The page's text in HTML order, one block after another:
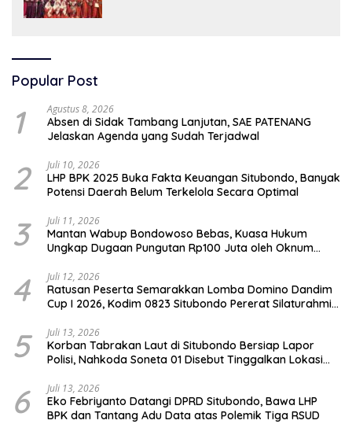
Popular Post
1 Agustus 8, 2026
Absen di Sidak Tambang Lanjutan, SAE PATENANG
Jelaskan Agenda yang Sudah Terjadwal
2 Juli 10, 2026
LHP BPK 2025 Buka Fakta Keuangan Situbondo, Banyak
Potensi Daerah Belum Terkelola Secara Optimal
3 Juli 11, 2026
Mantan Wabup Bondowoso Bebas, Kuasa Hukum
Ungkap Dugaan Pungutan Rp100 Juta oleh Oknum
4 Juli 12, 2026
Ratusan Peserta Semarakkan Lomba Domino Dandim
Cup I 2026, Kodim 0823 Situbondo Pererat Silaturahmi
5 Juli 13, 2026
Korban Tabrakan Laut di Situbondo Bersiap Lapor
Polisi, Nahkoda Soneta 01 Disebut Tinggalkan Lokasi
6 Juli 13, 2026
Eko Febriyanto Datangi DPRD Situbondo, Bawa LHP
BPK dan Tantang Adu Data atas Polemik Tiga RSUD